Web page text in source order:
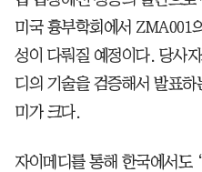
미국 흉부학회에서 ZMA001
성이 다뤄질 예정이다. 당사
디의 기술을 검증해서 발표
미가 크다.
자이메디를 통해 한국에서도